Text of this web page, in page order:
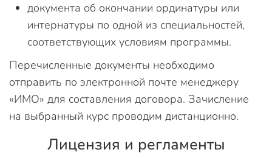
документа об окончании ординатуры или
интернатуры по одной из специальностей,
соответствующих условиям программы.
Перечисленные документы необходимо
отправить по электронной почте менеджеру
«ИМО» для составления договора. Зачисление
на выбранный курс проводим дистанционно.
Лицензия и регламенты